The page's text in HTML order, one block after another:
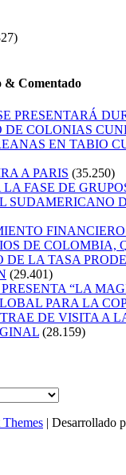
& Comentado
PRESENTARÁ
DE COLONIAS
EN TABIO
A PARIS (35.250)
FASE DE
SUDAMERICANO
DE COLOMBIA,
DE LA TASA
(29.401)
“LA
PARA LA
DE VISITA A
(28.159)
| Desarrollado